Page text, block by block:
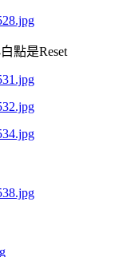
點是Reset